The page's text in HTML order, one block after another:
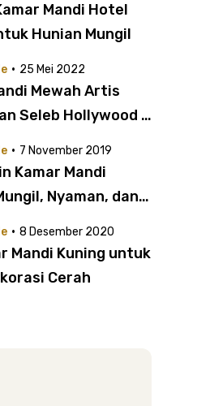
Mandi Hotel
Hunian Mungil
· 25 Mei 2022
Mewah Artis
Seleb Hollywood |
· 7 November 2019
Kamar Mandi
Nyaman, dan
· 8 Desember 2020
Mandi Kuning untuk
Cerah